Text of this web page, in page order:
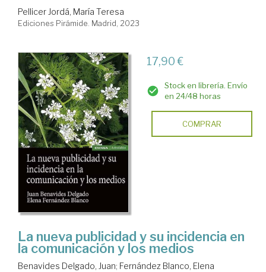
Pellicer Jordá, María Teresa
Ediciones Pirámide. Madrid, 2023
17,90 €
Stock en librería. Envío
en 24/48 horas
COMPRAR
La nueva publicidad y su incidencia en
la comunicación y los medios
Benavides Delgado, Juan; Fernández Blanco, Elena